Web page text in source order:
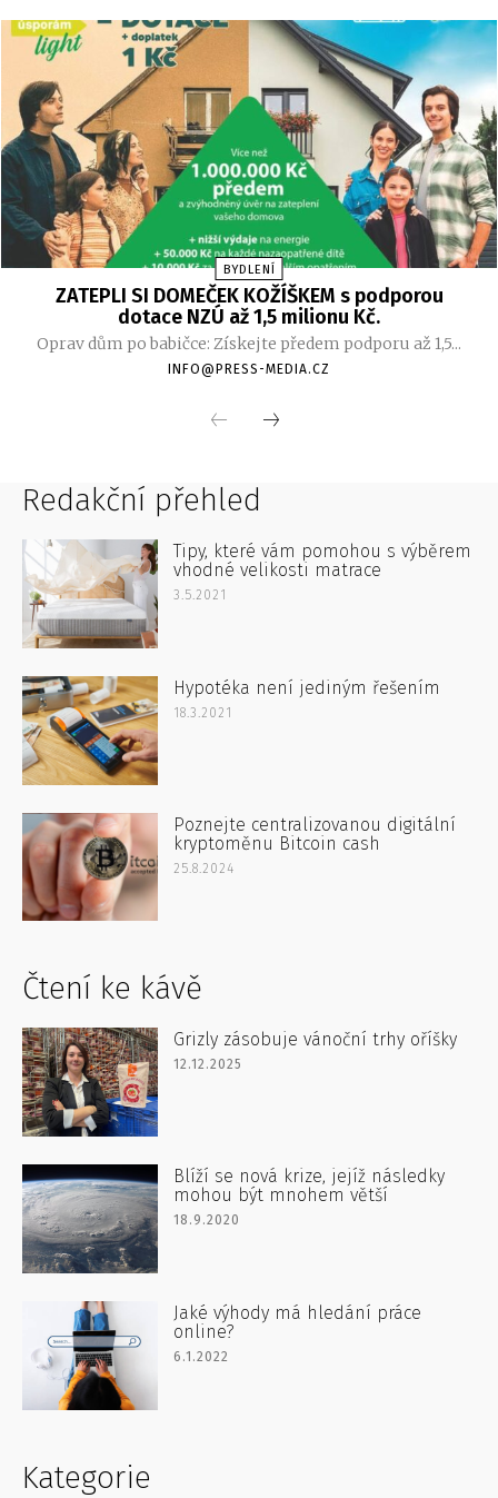
Redakční přehled
Tipy, které vám pomohou s výběrem
vhodné velikosti matrace
3.5.2021
Hypotéka není jediným řešením
18.3.2021
Poznejte centralizovanou digitální
kryptoměnu Bitcoin cash
25.8.2024
Čtení ke kávě
Grizly zásobuje vánoční trhy oříšky
12.12.2025
Blíží se nová krize, jejíž následky
mohou být mnohem větší
18.9.2020
Jaké výhody má hledání práce
online?
6.1.2022
Kategorie